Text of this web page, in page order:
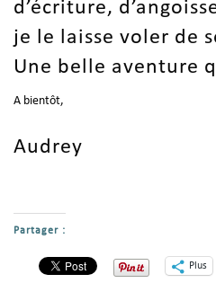
d’écriture,
je le laisse voler de
Une belle aventure
A bientôt,
Audrey
Partager :
Plus